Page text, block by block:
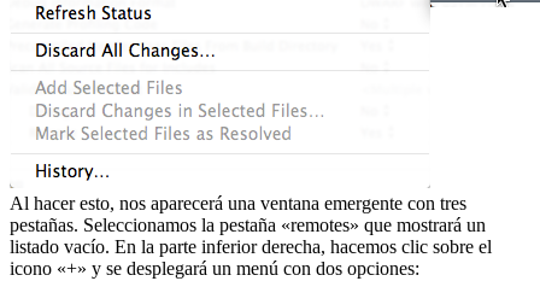
Al hacer esto, nos aparecerá una ventana emergente con tres
pestañas. Seleccionamos la pestaña «remotes» que mostrará un
listado vacío. En la parte inferior derecha, hacemos clic sobre el
icono «+» y se desplegará un menú con dos opciones: